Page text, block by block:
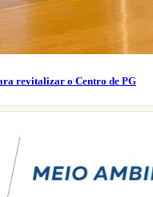
revitalizar o Centro de PG